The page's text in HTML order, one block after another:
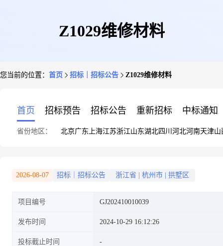
Z1029维修材料
您当前的位置： 首页 招标｜招标公告 Z1029维修材料
首页 招标预告 招标公告 重新招标 中标通知
省份地区： 北京广东 上海江苏浙江山东湖北四川 河北河南天津山
2026-08-07 招标｜招标公告 浙江省 杭州市 拱墅区
项目编号 GJ202410010039
发布时间 2024-10-29 16:12:26
投标截止时间